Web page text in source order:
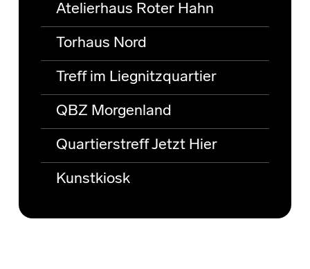
Atelierhaus Roter Hahn
Torhaus Nord
Treff im Liegnitzquartier
QBZ Morgenland
Quartierstreff Jetzt Hier
Kunstkiosk